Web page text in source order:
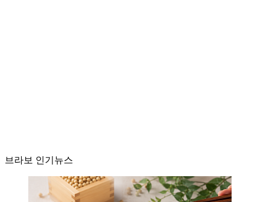
브라보 인기뉴스